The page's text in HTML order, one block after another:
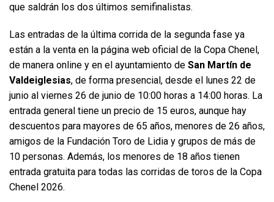
que saldrán los dos últimos semifinalistas.
Las entradas de la última corrida de la segunda fase ya
están a la venta en la página web oficial de la Copa Chenel,
de manera online y en el ayuntamiento de San Martín de
Valdeiglesias, de forma presencial, desde el lunes 22 de
junio al viernes 26 de junio de 10:00 horas a 14:00 horas. La
entrada general tiene un precio de 15 euros, aunque hay
descuentos para mayores de 65 años, menores de 26 años,
amigos de la Fundación Toro de Lidia y grupos de más de
10 personas. Además, los menores de 18 años tienen
entrada gratuita para todas las corridas de toros de la Copa
Chenel 2026.